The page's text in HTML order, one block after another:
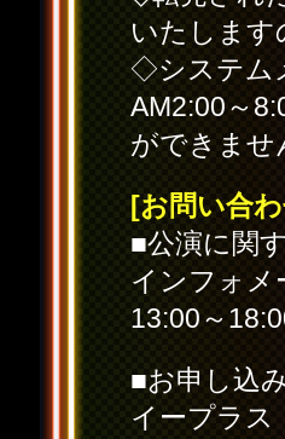
いたします
◇システム
AM2:00～
ができませ
[お問い合
■公演に関
インフォ
13:00～
■お申し込
イープラ